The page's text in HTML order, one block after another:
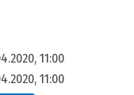
11:00
11:00